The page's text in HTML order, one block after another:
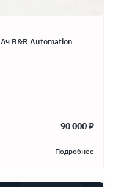
B&R Automation
90 000 ₽
Подробнее